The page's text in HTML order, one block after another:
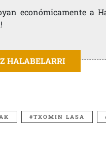
económicamente a
HALABELARRI
TXOMIN LASA